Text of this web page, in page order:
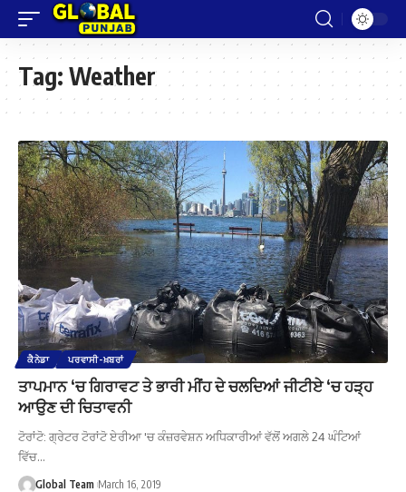
Tag: Weather
ਕੈਨੇਡਾ ਪਰਵਾਸੀ-ਖ਼ਬਰਾਂ
ਤਾਪਮਾਨ ‘ਚ ਗਿਰਾਵਟ ਤੇ ਭਾਰੀ ਮੀਂਹ ਦੇ ਚਲਦਿਆਂ ਜੀਟੀਏ ‘ਚ ਹੜ੍ਹ
ਆਉਣ ਦੀ ਚਿਤਾਵਨੀ
ਟੋਰਾਂਟੋ: ਗ੍ਰੇਟਰ ਟੋਰਾਂਟੋ ਏਰੀਆ 'ਚ ਕੰਜ਼ਰਵੇਸ਼ਨ ਅਧਿਕਾਰੀਆਂ ਵੱਲੋਂ ਅਗਲੇ 24 ਘੰਟਿਆਂ
ਵਿੱਚ…
Global Team March 16, 2019